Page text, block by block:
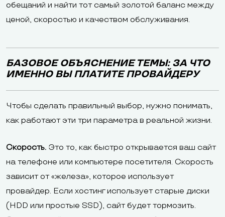
обещаний и найти тот самый золотой баланс между
ценой, скоростью и качеством обслуживания.
БАЗОВОЕ ОБЪЯСНЕНИЕ ТЕМЫ: ЗА ЧТО
ИМЕННО ВЫ ПЛАТИТЕ ПРОВАЙДЕРУ
Чтобы сделать правильный выбор, нужно понимать,
как работают эти три параметра в реальной жизни.
Скорость. Это то, как быстро открывается ваш сайт
на телефоне или компьютере посетителя. Скорость
зависит от «железа», которое использует
провайдер. Если хостинг использует старые диски
(HDD или простые SSD), сайт будет тормозить.